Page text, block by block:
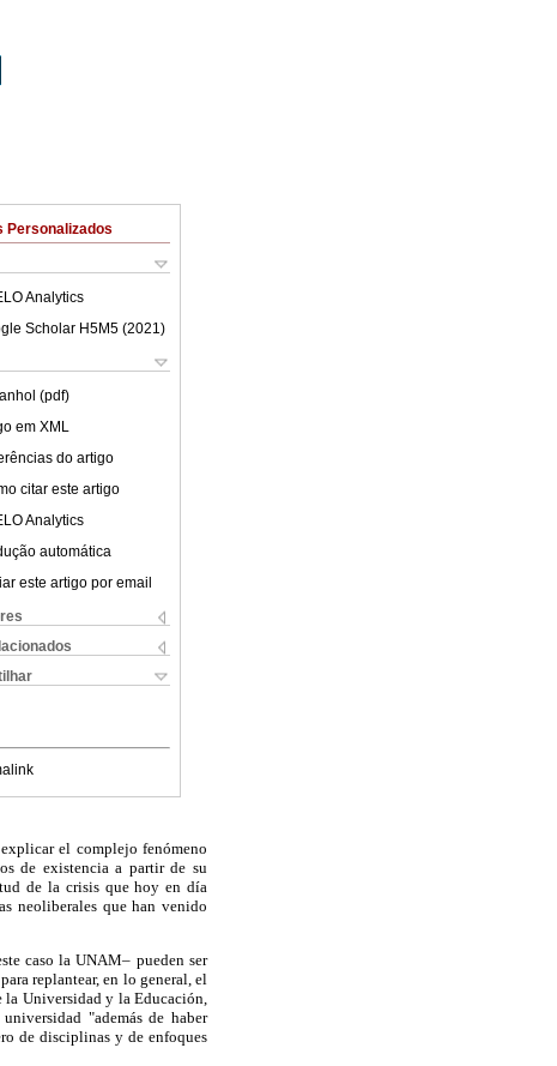
Personalizados
Analytics
Scholar H5M5 (2021 )
(pdf)
em XML
do artigo
citar este artigo
Analytics
automática
este artigo por email
el complejo fenómeno
de existencia a partir de su
de la crisis que hoy en día
neoliberales que han venido
caso la UNAM– pueden ser
replantear, en lo general, el
Universidad y la Educación,
"además de haber
de disciplinas y de enfoques